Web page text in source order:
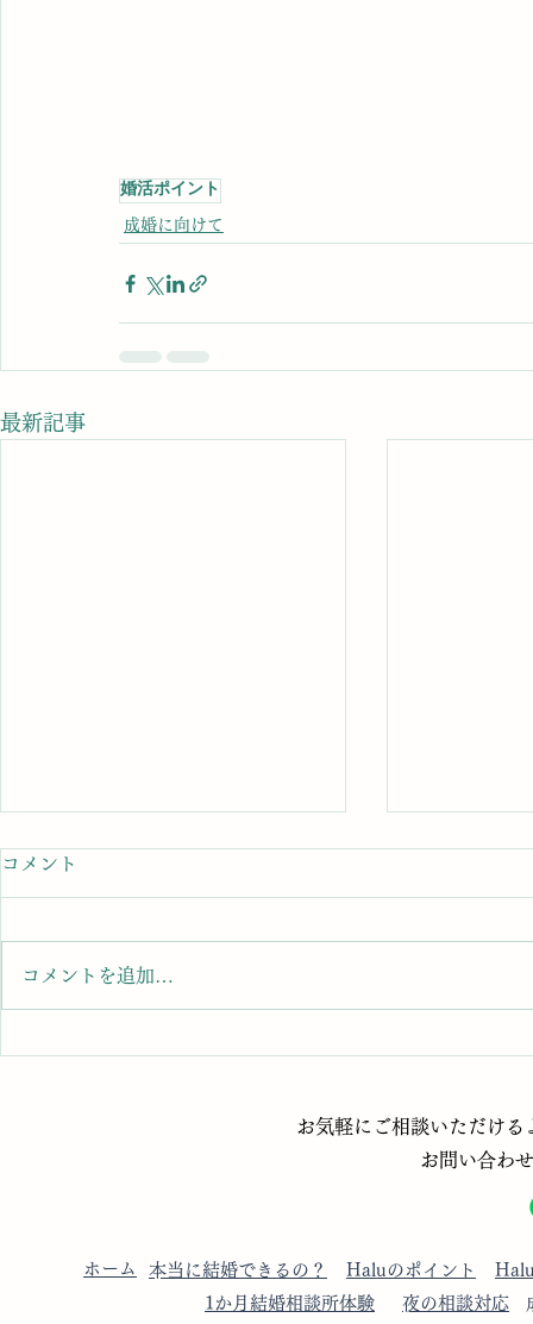
婚活ポイント
成婚に向けて
最新記事
【婚活迷子必見】結婚相談所
【婚活疲れ
コメント
コメントを追加…
お気軽にご相談いただけ
お問い合わ
​ホーム ​本当に結婚できるの？ ​Haluのポイント
​1か月結婚相談所体験
​夜の相談対応